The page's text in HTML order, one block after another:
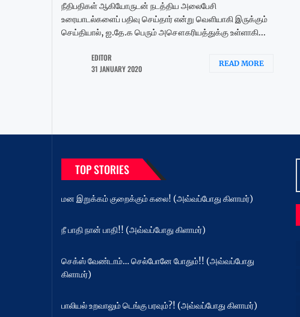
நீதிபதிகள் ஆகியோருடன் நடத்திய அலைபேசி
உரையாடல்களைப் பதிவு செய்தார் என்று வெளியாகி இருக்கும்
செய்தியால், ஐ.தே.க பெரும் அசௌகரியத்துக்கு உள்ளாகி...
EDITOR
31 JANUARY 2020
READ MORE
TOP STORIES
மன இறுக்கம் குறைக்கும் கலை! (அவ்வப்போது கிளாமர்)
நீ பாதி நான் பாதி!! (அவ்வப்போது கிளாமர்)
செக்ஸ் வேண்டாம்… செல்போனே போதும்!! (அவ்வப்போது
கிளாமர்)
பாலியல் உறவாலும் டெங்கு பரவும்?! (அவ்வப்போது கிளாமர்)